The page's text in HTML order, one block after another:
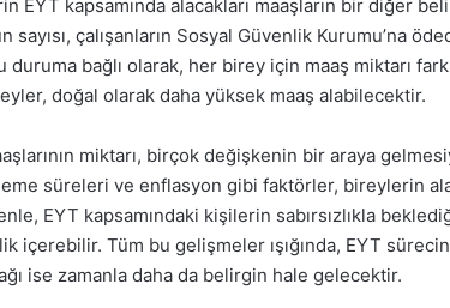
EYT kapsamında alacakları maaşların bir diğer
sayısı, çalışanların Sosyal Güvenlik Kurumu’na
duruma bağlı olarak, her birey için maaş miktarı
doğal olarak daha yüksek maaş alabilecektir.
miktarı, birçok değişkenin bir araya
süreleri ve enflasyon gibi faktörler, bireylerin
EYT kapsamındaki kişilerin sabırsızlıkla
içerebilir. Tüm bu gelişmeler ışığında, EYT
ise zamanla daha da belirgin hale gelecektir.